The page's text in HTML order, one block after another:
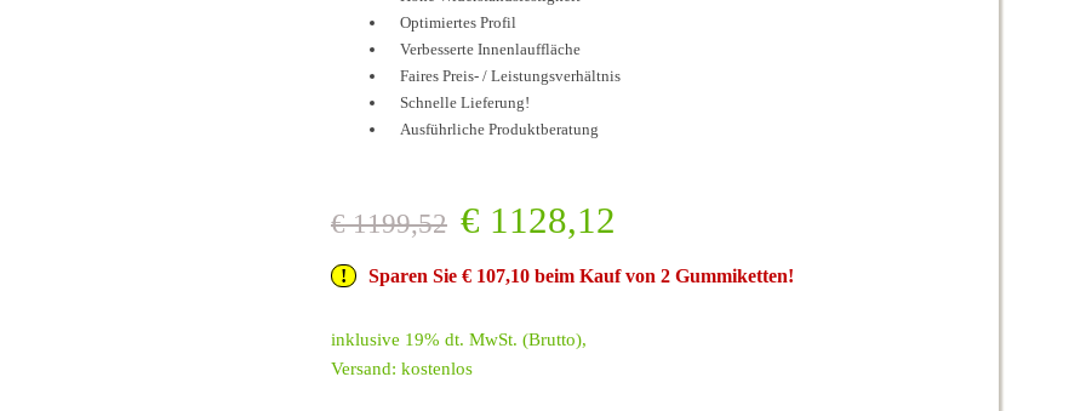
Optimiertes Profil
Verbesserte Innenlauffläche
Faires Preis- / Leistungsverhältnis
Schnelle Lieferung!
Ausführliche Produktberatung
€1199,52 € 1128,12
Sparen Sie € 107,10 beim Kauf von 2 Gummiketten!
inklusive 19% dt. MwSt. (Brutto),
Versand: kostenlos